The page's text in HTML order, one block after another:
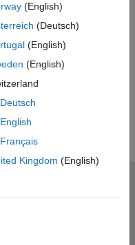
受け渡し
データの処理
(English)
(Deutsch)
(English)
(English)
Deutsch
English
Français
Kingdom (English)